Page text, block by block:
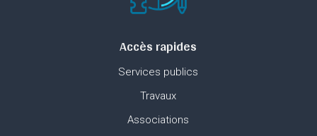
Accès rapides
Services publics
Travaux
Associations